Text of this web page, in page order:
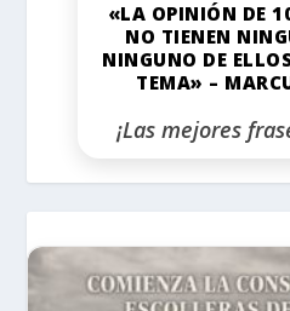
«LA OPINIÓN DE
NO TIENEN
NINGUNO DE
TEMA» –
¡Las mejores